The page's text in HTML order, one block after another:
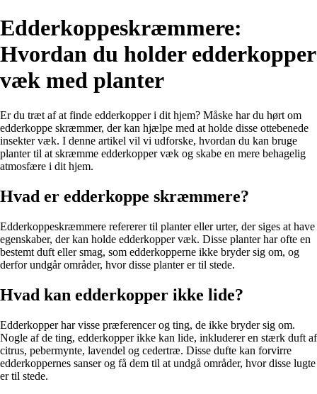
Edderkoppeskræmmere:
Hvordan du holder edderkopper
væk med planter
Er du træt af at finde edderkopper i dit hjem? Måske har du hørt om
edderkoppe skræmmer, der kan hjælpe med at holde disse ottebenede
insekter væk. I denne artikel vil vi udforske, hvordan du kan bruge
planter til at skræmme edderkopper væk og skabe en mere behagelig
atmosfære i dit hjem.
Hvad er edderkoppe skræmmere?
Edderkoppeskræmmere refererer til planter eller urter, der siges at have
egenskaber, der kan holde edderkopper væk. Disse planter har ofte en
bestemt duft eller smag, som edderkopperne ikke bryder sig om, og
derfor undgår områder, hvor disse planter er til stede.
Hvad kan edderkopper ikke lide?
Edderkopper har visse præferencer og ting, de ikke bryder sig om.
Nogle af de ting, edderkopper ikke kan lide, inkluderer en stærk duft af
citrus, pebermynte, lavendel og cedertræ. Disse dufte kan forvirre
edderkoppernes sanser og få dem til at undgå områder, hvor disse lugte
er til stede.